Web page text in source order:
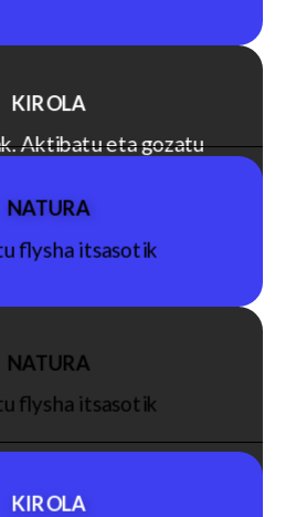
KIROLA
Aktibatu eta gozatu
Ikusi jarduera
NATURA
flysha itsasotik
NATURA
flysha itsasotik
KIROLA